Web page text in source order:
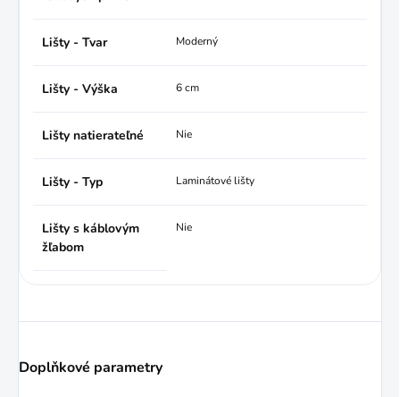
Lišty - Tvar Moderný
Lišty - Výška 6 cm
Lišty natierateľné Nie
Lišty - Typ Laminátové lišty
Lišty s káblovým
žľabom
Nie
Doplňkové parametry